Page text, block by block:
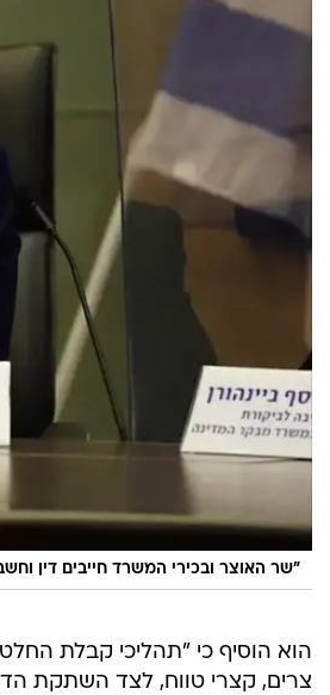
"שר האוצר ובכירי המשרד חייבים דין
הוא הוסיף כי "תהליכי קבלת
צרים, קצרי טווח, לצד השתקת